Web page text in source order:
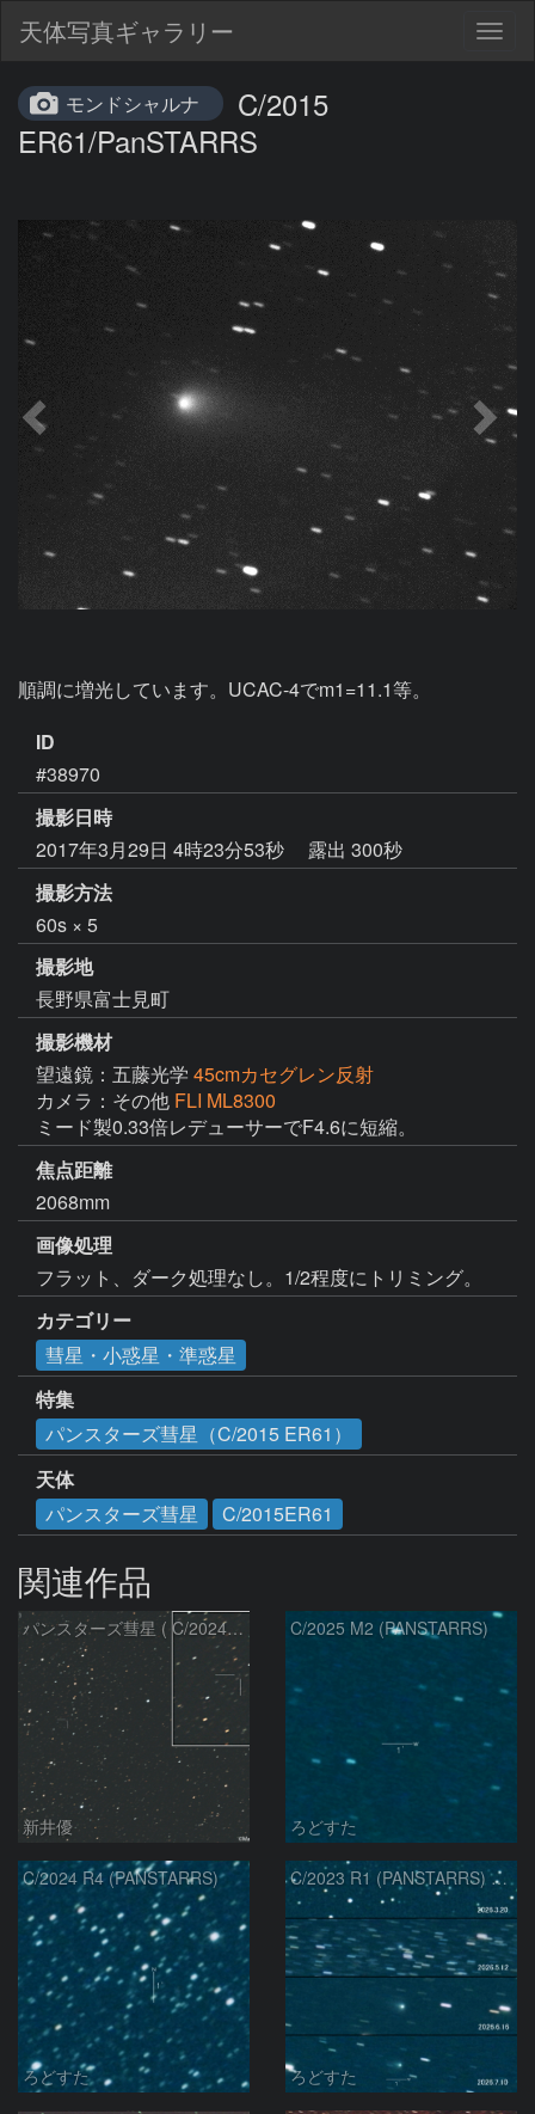
天体写真ギャラリー
モンドシャルナ
C/2015
ER61/PanSTARRS
順調に増光しています。UCAC-4でm1=11.1等。
ID
#38970
撮影日時
2017年3月29日 4時23分53秒
露出 300秒
撮影方法
60s × 5
撮影地
長野県富士見町
撮影機材
望遠鏡：五藤光学 45cmカセグレン反射
カメラ：その他 FLI ML8300
ミード製0.33倍レデューサーでF4.6に短縮。
焦点距離
2068mm
画像処理
フラット、ダーク処理なし。1/2程度にトリミング。
カテゴリー
彗星・小惑星・準惑星
特集
パンスターズ彗星（C/2015 ER61）
天体
パンスターズ彗星
C/2015ER61
関連作品
パンスターズ彗星 ( C/2024R4 )：2026/07/27
新井優
C/2025 M2 (PANSTARRS)
ろどすた
C/2024 R4 (PANSTARRS)
ろどすた
C/2023 R1 (PANSTARRS) の変化
ろどすた